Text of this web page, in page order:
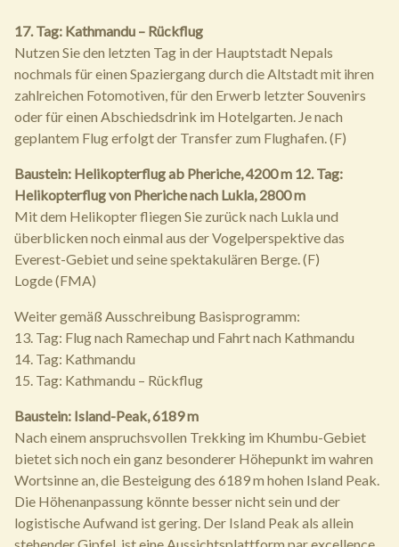
17. Tag: Kathmandu – Rückflug
Nutzen Sie den letzten Tag in der Hauptstadt Nepals
nochmals für einen Spaziergang durch die Altstadt mit ihren
zahlreichen Fotomotiven, für den Erwerb letzter Souvenirs
oder für einen Abschiedsdrink im Hotelgarten. Je nach
geplantem Flug erfolgt der Transfer zum Flughafen. (F)
Baustein: Helikopterflug ab Pheriche, 4200 m 12. Tag:
Helikopterflug von Pheriche nach Lukla, 2800 m
Mit dem Helikopter fliegen Sie zurück nach Lukla und
überblicken noch einmal aus der Vogelperspektive das
Everest-Gebiet und seine spektakulären Berge. (F)
Logde (FMA)
Weiter gemäß Ausschreibung Basisprogramm:
13. Tag: Flug nach Ramechap und Fahrt nach Kathmandu
14. Tag: Kathmandu
15. Tag: Kathmandu – Rückflug
Baustein: Island-Peak, 6189 m
Nach einem anspruchsvollen Trekking im Khumbu-Gebiet
bietet sich noch ein ganz besonderer Höhepunkt im wahren
Wortsinne an, die Besteigung des 6189 m hohen Island Peak.
Die Höhenanpassung könnte besser nicht sein und der
logistische Aufwand ist gering. Der Island Peak als allein